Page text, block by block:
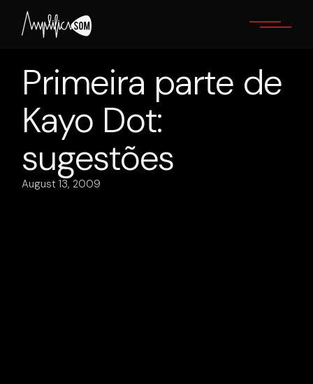
content
Primeira parte de
Kayo Dot:
sugestões
August 13, 2009